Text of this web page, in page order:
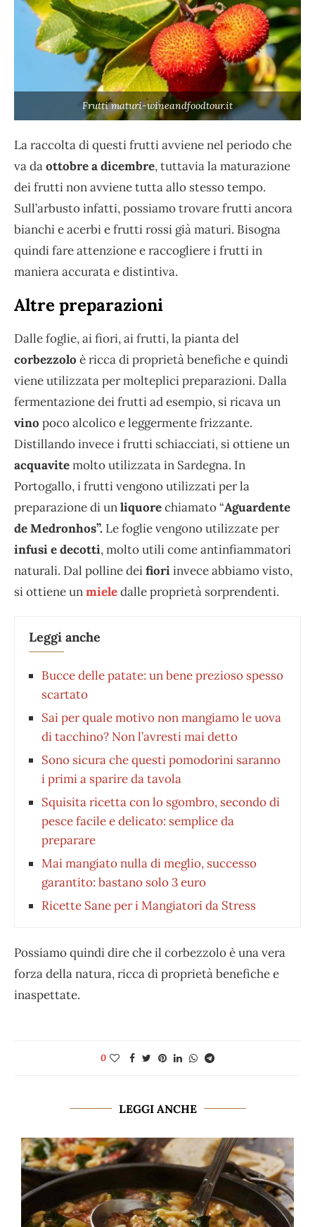
Frutti maturi-wineandfoodtour.it
La raccolta di questi frutti avviene nel periodo che
va daottobre a dicembre, tuttavia la maturazione
dei frutti non avviene tutta allo stesso tempo.
Sull’arbusto infatti, possiamo trovare frutti ancora
bianchi e acerbi e frutti rossi già maturi. Bisogna
quindi fare attenzione e raccogliere i frutti in
maniera accurata e distintiva.
Altre preparazioni
Dalle foglie, ai fiori, ai frutti, la pianta del
corbezzolo è ricca di proprietà benefiche e quindi
viene utilizzata per molteplici preparazioni. Dalla
fermentazione dei frutti ad esempio, si ricava un
vino poco alcolico e leggermente frizzante.
Distillando invece i frutti schiacciati, si ottiene un
acquavitemolto utilizzata in Sardegna. In
Portogallo, i frutti vengono utilizzati per la
preparazione di unliquorechiamato “Aguardente
de Medronhos”. Le foglie vengono utilizzate per
infusi e decotti, molto utili come antinfiammatori
naturali. Dal polline deifioriinvece abbiamo visto,
si ottiene unmieledalle proprietà sorprendenti.
Leggi anche
Bucce delle patate: un bene prezioso spesso
scartato
Sai per quale motivo non mangiamo le uova
di tacchino? Non l’avresti mai detto
Sono sicura che questi pomodorini saranno
i primi a sparire da tavola
Squisita ricetta con lo sgombro, secondo di
pesce facile e delicato: semplice da
preparare
Mai mangiato nulla di meglio, successo
garantito: bastano solo 3 euro
Ricette Sane per i Mangiatori da Stress
Possiamo quindi dire che il corbezzolo è una vera
forza della natura, ricca di proprietà benefiche e
inaspettate.
0
LEGGI ANCHE